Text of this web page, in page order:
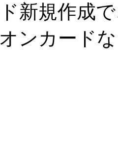
新規作成
ンカード